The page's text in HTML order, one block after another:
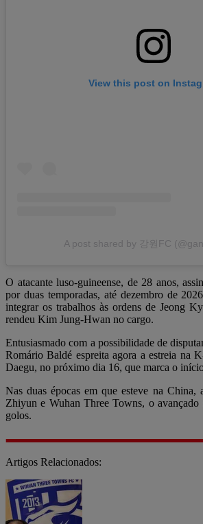
View this post on
A post shared by 강원FC
O atacante luso-guineense, de 28 anos,
por duas temporadas, até dezembro de
integrar os trabalhos às ordens de Jeong
rendeu Kim Jung-Hwan no cargo.
Entusiasmado com a possibilidade de
Romário Baldé espreita agora a estreia na
Daegu, no próximo dia 16, que marca o
Nas duas épocas em que esteve na China,
Zhiyun e Wuhan Three Towns, o avançado
golos.
Artigos Relacionados: